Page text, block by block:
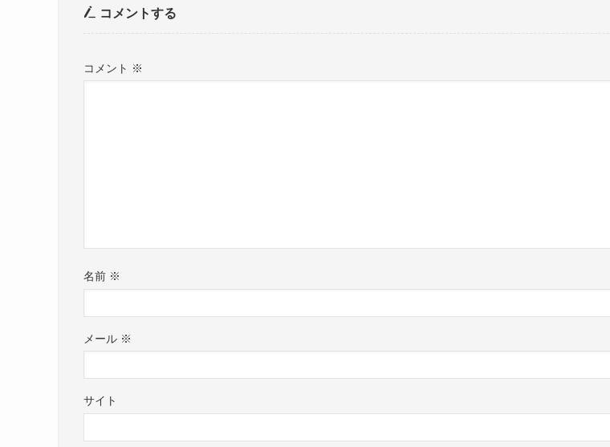
コメントする
コメント ※
名前 ※
メール ※
サイト